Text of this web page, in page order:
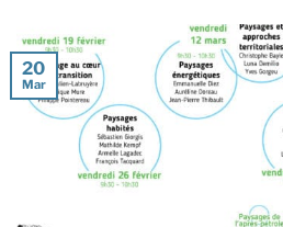
20
Mar